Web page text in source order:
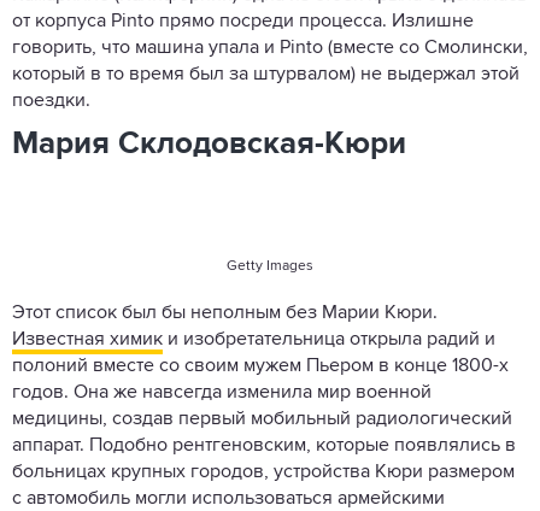
от корпуса Pinto прямо посреди процесса. Излишне
говорить, что машина упала и Pinto (вместе со Смолински,
который в то время был за штурвалом) не выдержал этой
поездки.
Мария Склодовская-Кюри
Getty Images
Этот список был бы неполным без Марии Кюри.
Известная химик и изобретательница открыла радий и
полоний вместе со своим мужем Пьером в конце 1800-х
годов. Она же навсегда изменила мир военной
медицины, создав первый мобильный радиологический
аппарат. Подобно рентгеновским, которые появлялись в
больницах крупных городов, устройства Кюри размером
с автомобиль могли использоваться армейскими